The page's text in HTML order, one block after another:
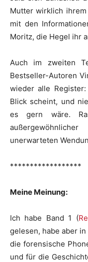
Mutter wirklich
mit den
Moritz, die Hegel ihr
Auch im zweiten
Bestseller-Autoren
wieder alle
Blick scheint, und
es gern wäre.
unerwarteten
******************
Meine Meinung:
Ich habe Band 1 (
gelesen, habe aber
die forensische
und für die